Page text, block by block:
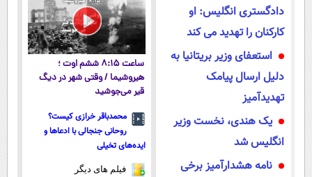
تهران
دادگستری انگلیس: او
کارکنان را تهدید می کند
استعفای وزیر بریتانیا به
دلیل ارسال پیامک
تهدیدآمیز
یک هندی، نخست وزیر
انگلیس شد
نامه هشدارآمیز برخی
ساعت ۸:۱۵ ششم اوت ؛
هیروشیما / وقتی شهر در دیگ
قیر می‌جوشید
محمدباقر خرازی کیست؟
روحانی جنجالی با ادعاها و
ایده‌های تخیلی
فیلم های دیگر